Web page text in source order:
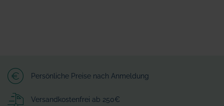
Persönliche Preise nach Anmeldung
Versandkostenfrei ab 250€